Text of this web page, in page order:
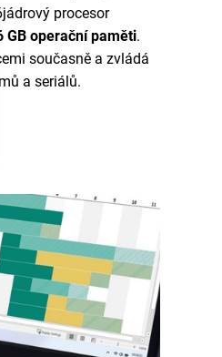
procesor
GB operační paměti.
současně a zvládá
a seriálů.